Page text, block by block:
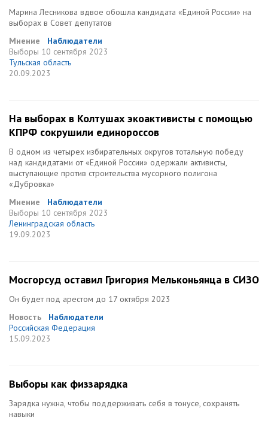
Марина Лесникова вдвое обошла кандидата «Единой России» на
выборах в Совет депутатов
Мнение
Наблюдатели
Выборы 10 сентября 2023
Тульская область
20.09.2023
На выборах в Колтушах экоактивисты с помощью
КПРФ сокрушили единороссов
В одном из четырех избирательных округов тотальную победу
над кандидатами от «Единой России» одержали активисты,
выступающие против строительства мусорного полигона
«Дубровка»
Мнение
Наблюдатели
Выборы 10 сентября 2023
Ленинградская область
19.09.2023
Мосгорсуд оставил Григория Мельконьянца в СИЗО
Он будет под арестом до 17 октября 2023
Новость
Наблюдатели
Российская Федерация
15.09.2023
Выборы как физзарядка
Зарядка нужна, чтобы поддерживать себя в тонусе, сохранять
навыки